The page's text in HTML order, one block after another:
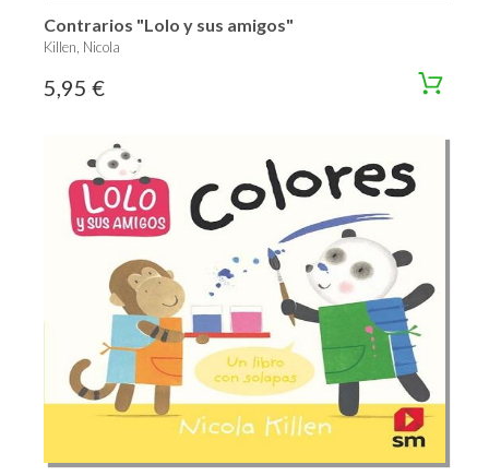
Contrarios "Lolo y sus amigos"
Killen, Nicola
5,95 €